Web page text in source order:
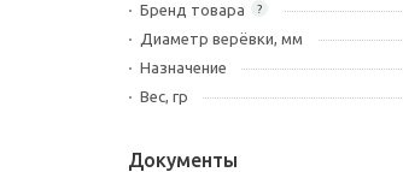
?
Бренд товара
Диаметр верёвки, мм
Назначение
Вес, гр
Документы